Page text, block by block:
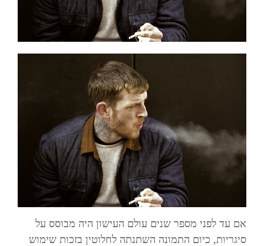
אם עד לפני מספר שנים עולם העישון היה מבוסס על
סיגריות, כיום התמונה השתנתה לחלוטין בזכות שימוש